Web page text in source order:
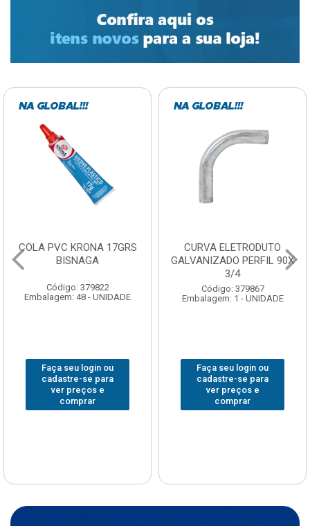
COLA PVC KRONA 17GRS
BISNAGA
Código: 379822
Embalagem: 48 - UNIDADE
Faça seu login ou
cadastre-se para
ver preços e
comprar
CURVA ELETRODUTO
GALVANIZADO PERFIL 90X
3/4
Código: 379867
Embalagem: 1 - UNIDADE
Faça seu login ou
cadastre-se para
ver preços e
comprar